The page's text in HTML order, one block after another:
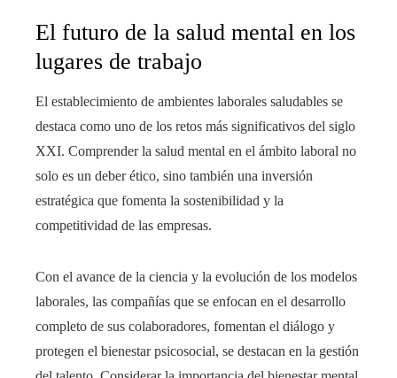
El futuro de la salud mental en los
lugares de trabajo
El establecimiento de ambientes laborales saludables se
destaca como uno de los retos más significativos del siglo
XXI. Comprender la salud mental en el ámbito laboral no
solo es un deber ético, sino también una inversión
estratégica que fomenta la sostenibilidad y la
competitividad de las empresas.
Con el avance de la ciencia y la evolución de los modelos
laborales, las compañías que se enfocan en el desarrollo
completo de sus colaboradores, fomentan el diálogo y
protegen el bienestar psicosocial, se destacan en la gestión